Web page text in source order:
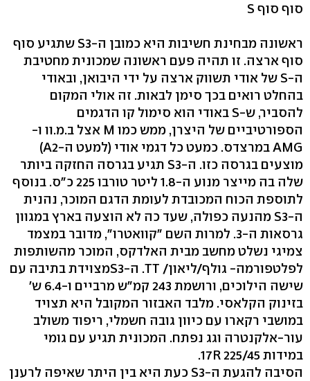
סוף סוף S
ראשונה מבחינת חשיבות היא כמובן ה-S3 שתגיע סוף
סוף ארצה. זו תהיה פעם ראשונה שמכונית מחטיבת
ה-S של אודי תשווק ארצה על ידי היבואן, ובאודי
בהחלט רואים בכך סימן לבאות. זה אולי המקום
להסביר, ש-S באודי הוא סימול קו הדגמים
הספורטיביים של היצרן, ממש כמו M אצל ב.מ.וו ו-
AMG במרצדס. כמעט כל דגמי אודי (למעט ה-A2)
מוצעים בגרסה כזו. ה-S3 תגיע בגרסה החזקה ביותר
שלה בה מייצר מנוע ה-1.8 ליטר טורבו 225 כ"ס. בנוסף
לתוספת הכוח המכובדת לעומת הדגם המוכר, נהנית
ה-S3 מהנעה כפולה, שעד כה לא הוצעה בארץ במגוון
גרסאות ה-3. למרות השם "קוואטרו", מדובר במצמד
צמיגי נשלט מחשב מבית האלדקס, המוכר מהשותפות
לפלטפורמה- גולף/ליאון/ TT. ה-S3מצוידת בתיבה עם
שישה הילוכים, ורושמת 243 קמ"ש מרביים ו-6.4 ש'
בזינוק הקלאסי. מלבד האבזור המקובל היא תצויד
במושבי רקארו עם כיוון גובה חשמלי, ריפוד משולב
עור-אלקנטרה וגג נפתח. המכונית תגיע עם גומי
במידות 17R 225/45.
הסיבה להגעת ה-S3 כעת היא בין היתר שאיפה לרענן